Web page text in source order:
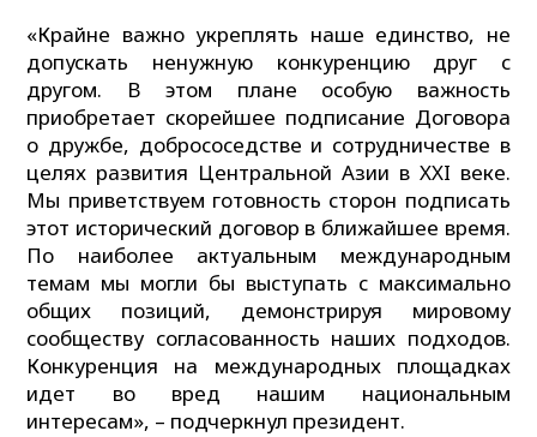
«Крайне важно укреплять наше единство, не
допускать ненужную конкуренцию друг с
другом. В этом плане особую важность
приобретает скорейшее подписание Договора
о дружбе, добрососедстве и сотрудничестве в
целях развития Центральной Азии в XXI веке.
Мы приветствуем готовность сторон подписать
этот исторический договор в ближайшее время.
По наиболее актуальным международным
темам мы могли бы выступать с максимально
общих позиций, демонстрируя мировому
сообществу согласованность наших подходов.
Конкуренция на международных площадках
идет во вред нашим национальным
интересам», – подчеркнул президент.